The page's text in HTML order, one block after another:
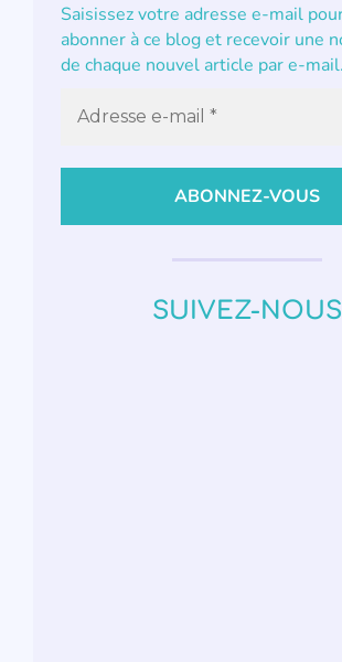
Saisissez votre adresse e-mail
abonner à ce blog et recevoir une
de chaque nouvel article par e-mail.
SUIVEZ-NOUS